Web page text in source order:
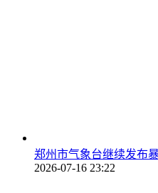
郑州市气象台继续发布
2026-07-16 23:22